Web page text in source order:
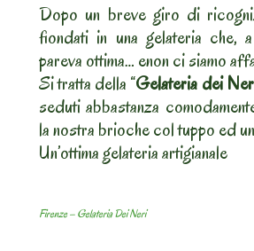
Dopo un breve giro di
fiondati in una gelateria che,
pareva ottima… enon ci siamo
Si tratta della “Gelateria dei
seduti abbastanza
la nostra brioche col tuppo ed
Un’ottima gelateria artigianale
Firenze – Gelateria Dei Neri